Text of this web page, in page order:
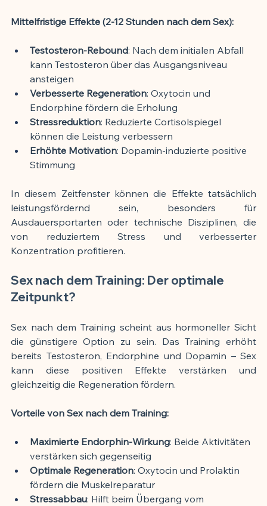
Mittelfristige Effekte (2-12 Stunden nach dem Sex):
Testosteron-Rebound: Nach dem initialen Abfall
kann Testosteron über das Ausgangsniveau
ansteigen
Verbesserte Regeneration: Oxytocin und
Endorphine fördern die Erholung
Stressreduktion: Reduzierte Cortisolspiegel
können die Leistung verbessern
Erhöhte Motivation: Dopamin-induzierte positive
Stimmung
In diesem Zeitfenster können die Effekte tatsächlich
leistungsfördernd sein, besonders für
Ausdauersportarten oder technische Disziplinen, die
von reduziertem Stress und verbesserter
Konzentration profitieren.
Sex nach dem Training: Der optimale
Zeitpunkt?
Sex nach dem Training scheint aus hormoneller Sicht
die günstigere Option zu sein. Das Training erhöht
bereits Testosteron, Endorphine und Dopamin – Sex
kann diese positiven Effekte verstärken und
gleichzeitig die Regeneration fördern.
Vorteile von Sex nach dem Training:
Maximierte Endorphin-Wirkung: Beide Aktivitäten
verstärken sich gegenseitig
Optimale Regeneration: Oxytocin und Prolaktin
fördern die Muskelreparatur
Stressabbau: Hilft beim Übergang vom